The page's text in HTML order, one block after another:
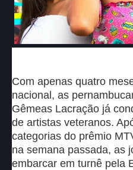
Com apenas quatro
nacional, as
Gêmeas Lacração já
de artistas veteranos.
categorias do prêmio
na semana passada, as
embarcar em turnê pela